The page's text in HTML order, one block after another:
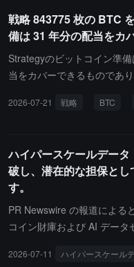
なります。さらに、同社は
ことで、優先株の買い戻し
戦略 843775 枚の BTC
備は 31 年分の配当をカ
Strategyのビットコイン準
当をカバーできるものであ
者Chaitanya JainはXで上記
び未払い債務の利息の支払
は現在843,775枚のBTCを保
ル、平均購入価格は75,476
を売却し、純調達額は約
yはその週に優先株を発行せ
発生した。
2026-07-21 戦略 BTC
ハイパースケールデー
破し、潜在的な担保と
す。
PR Newswire の報道による
コイン財庫および AI デー
保有量は 1000 枚を超えて
2026-07-11 ハイパースケール